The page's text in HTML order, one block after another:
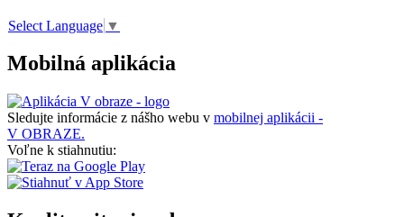
Select Language ▼
Mobilná aplikácia
Sledujte informácie z nášho webu v mobilnej aplikácii -
V OBRAZE.
Voľne k stiahnutiu: